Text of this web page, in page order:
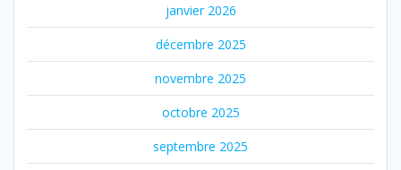
janvier 2026
décembre 2025
novembre 2025
octobre 2025
septembre 2025